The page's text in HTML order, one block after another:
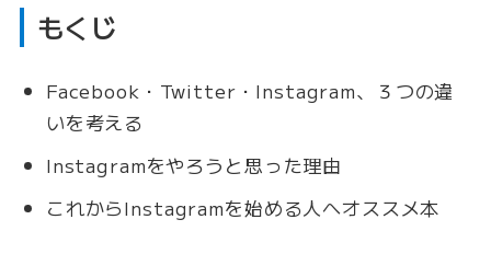
もくじ
Facebook・Twitter・Instagram、３つの違
いを考える
Instagramをやろうと思った理由
これからInstagramを始める人へオススメ本